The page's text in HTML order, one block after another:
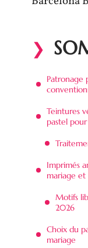
Patronage
Teintures
pastel
Imprimés
mariage et
Motifs
2026
Choix du
mariage